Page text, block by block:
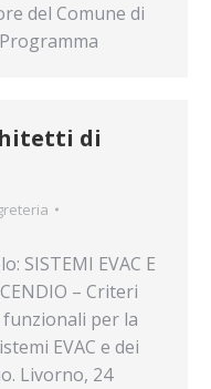
del Comune di
di
SISTEMI EVAC E
– Criteri
per la
EVAC e dei
Livorno, 24